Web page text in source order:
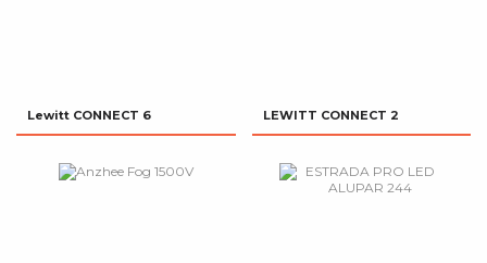
Lewitt CONNECT 6 LEWITT CONNECT 2